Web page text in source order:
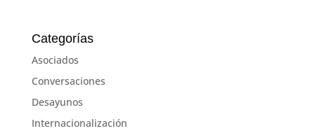
Categorías
Asociados
Conversaciones
Desayunos
Internacionalización